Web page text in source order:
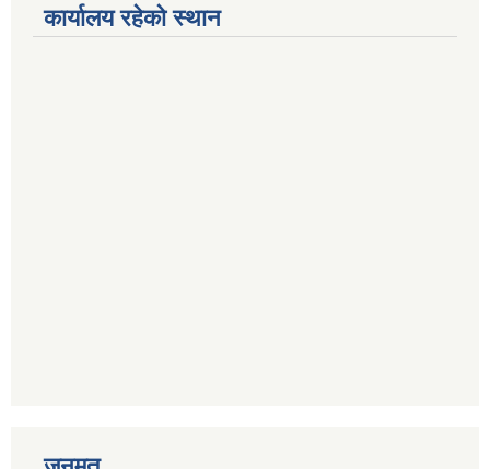
कार्यालय रहेको स्थान